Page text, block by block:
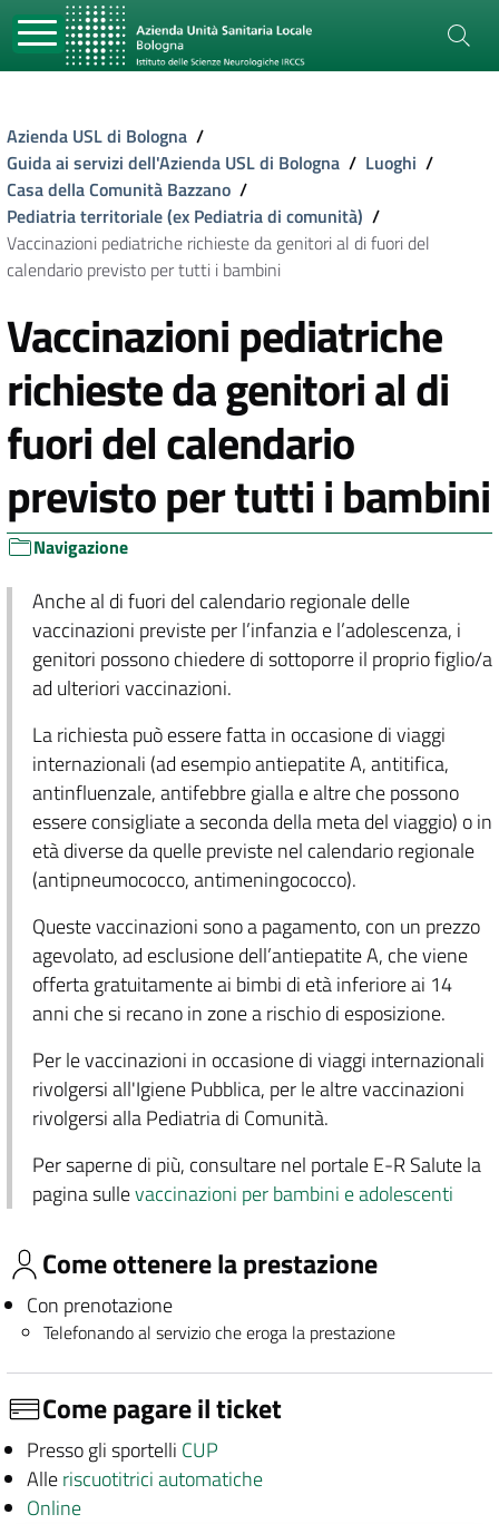
Azienda USL di Bologna /
Guida ai servizi dell'Azienda USL di Bologna / Luoghi /
Casa della Comunità Bazzano /
Pediatria territoriale (ex Pediatria di comunità) /
Vaccinazioni pediatriche richieste da genitori al di fuori del
calendario previsto per tutti i bambini
Vaccinazioni pediatriche
richieste da genitori al di
fuori del calendario
previsto per tutti i bambini
Navigazione
Anche al di fuori del calendario regionale delle
vaccinazioni previste per l’infanzia e l’adolescenza, i
genitori possono chiedere di sottoporre il proprio figlio/a
ad ulteriori vaccinazioni.
La richiesta può essere fatta in occasione di viaggi
internazionali (ad esempio antiepatite A, antitifica,
antinfluenzale, antifebbre gialla e altre che possono
essere consigliate a seconda della meta del viaggio) o in
età diverse da quelle previste nel calendario regionale
(antipneumococco, antimeningococco).
Queste vaccinazioni sono a pagamento, con un prezzo
agevolato, ad esclusione dell’antiepatite A, che viene
offerta gratuitamente ai bimbi di età inferiore ai 14
anni che si recano in zone a rischio di esposizione.
Per le vaccinazioni in occasione di viaggi internazionali
rivolgersi all'Igiene Pubblica, per le altre vaccinazioni
rivolgersi alla Pediatria di Comunità.
Per saperne di più, consultare nel portale E-R Salute la
pagina sullevaccinazioni per bambini e adolescenti
Come ottenere la prestazione
Con prenotazione
Telefonando al servizio che eroga la prestazione
Come pagare il ticket
Presso gli sportelli CUP
Alleriscuotitrici automatiche
Online